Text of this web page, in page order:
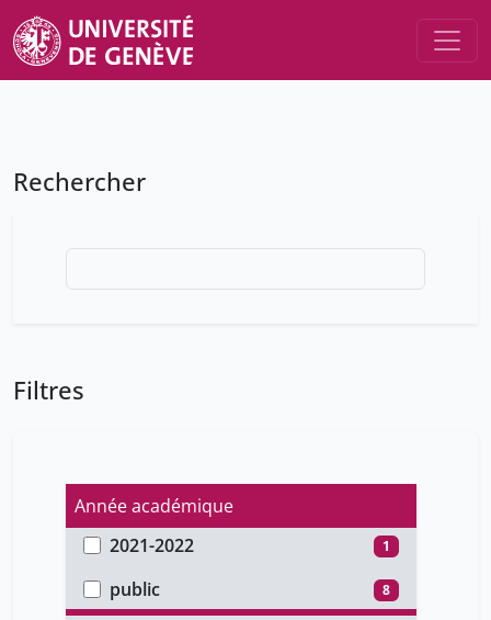
Rechercher
Filtres
Année académique
2021-2022
1
2016-2017 7
Type d'accès
public
8
Auteur